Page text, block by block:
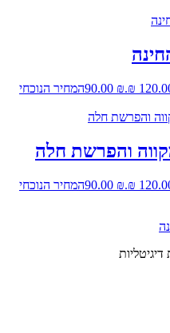
90.00 ₪
המחיר הנוכחי
והפרשת חלה
90.00 ₪
המחיר הנוכחי